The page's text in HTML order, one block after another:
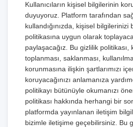
Kullanıcıların kişisel bilgilerinin
duyuyoruz. Platform tarafından
kullandığınızda, kişisel bilgilerinizi
politikasına uygun olarak
paylaşacağız. Bu gizlilik politikası,
toplanması, saklanması,
korunmasına ilişkin şartlarımızı
koruyacağınızı anlamanıza
politikayı bütünüyle okumanızı
politikası hakkında herhangi bir
platformda yayınlanan iletişim
bizimle iletişime geçebilirsiniz. Bu